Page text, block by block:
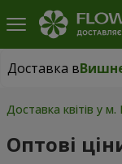
Доставка в
Доставка в
Доставка квітів у
Оптові